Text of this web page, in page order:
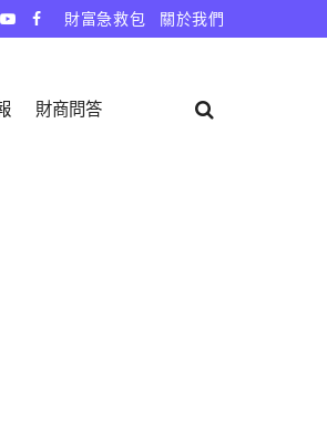
財富急救包 關於我們
財商問答